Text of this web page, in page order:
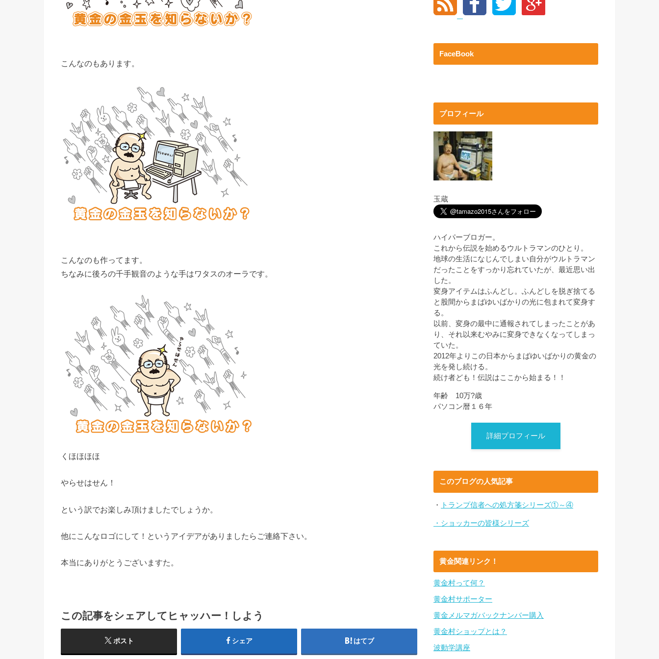
こんなのもあります。
こんなのも作ってます。
ちなみに後ろの千手観音のような手はワタスのオーラです。
くほほほほ
やらせはせん！
という訳でお楽しみ頂けましたでしょうか。
他にこんなロゴにして！というアイデアがありましたらご連絡下さい。
本当にありがとうございますた。
この記事をシェアしてヒャッハー！しよう
ポスト シェア はてブ
FaceBook
プロフィール
玉蔵
ハイパーブロガー。
これから伝説を始めるウルトラマンのひとり。
地球の生活になじんでしまい自分がウルトラマン
だったことをすっかり忘れていたが、最近思い出
した。
変身アイテムはふんどし。ふんどしを脱ぎ捨てる
と股間からまばゆいばかりの光に包まれて変身す
る。
以前、変身の最中に通報されてしまったことがあ
り、それ以来むやみに変身できなくなってしまっ
ていた。
2012年よりこの日本からまばゆいばかりの黄金の
光を発し続ける。
続け者ども！伝説はここから始まる！！
年齢 10万?歳
パソコン暦１６年
詳細プロフィール
このブログの人気記事
・ トランプ信者への処方箋シリーズ①～④
・ショッカーの皆様シリーズ
黄金関連リンク！
黄金村って何？
黄金村サポーター
黄金メルマガバックナンバー購入
黄金村ショップとは？
波動学講座